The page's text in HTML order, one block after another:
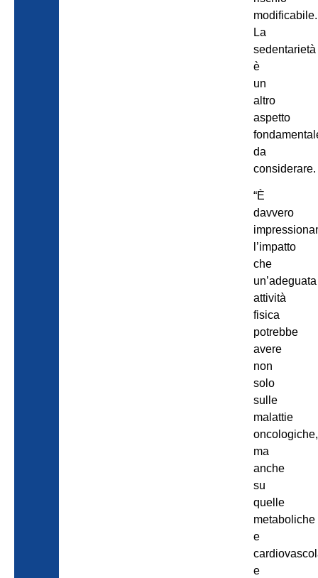
modificabile.
La
sedentarietà
è
un
altro
aspetto
da
considerare.
“È
davvero
l’impatto
che
un’adeguata
attività
fisica
potrebbe
avere
non
solo
sulle
malattie
oncologiche,
ma
anche
su
quelle
metaboliche
e
e